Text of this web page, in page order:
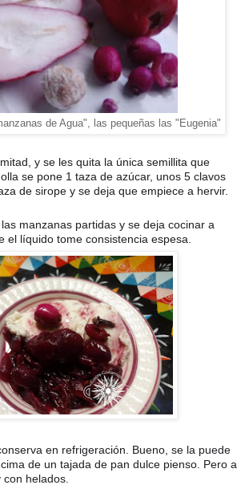
de Agua", las pequeñas las "Eugenia"
y se les quita la única semillita que
se pone 1 taza de azúcar, unos 5 clavos
de sirope y se deja que empiece a hervir.
manzanas partidas y se deja cocinar a
el líquido tome consistencia espesa.
en refrigeración. Bueno, se la puede
de un tajada de pan dulce pienso. Pero a
con helados.